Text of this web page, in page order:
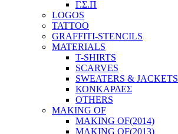
Γ.Σ.Π
LOGOS
TATTOO
GRAFFITI-STENCILS
MATERIALS
T-SHIRTS
SCARVES
SWEATERS & JACKETS
ΚΟΝΚΑΡΔΕΣ
OTHERS
MAKING OF
MAKING OF(2014)
MAKING OF(2013)